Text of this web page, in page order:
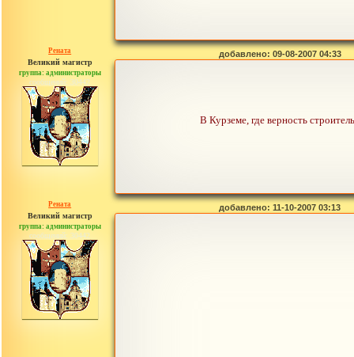
Рената
Великий магистр
группа: администраторы
сообщений: 30442
добавлено: 09-08-2007 04:33
В Курземе, где верность
Рената
Великий магистр
группа: администраторы
сообщений: 30442
добавлено: 11-10-2007 03:13